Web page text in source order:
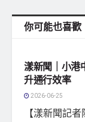
你可能也喜歡
漾新聞｜小
升通行效率
2026-06-25
【漾新聞記